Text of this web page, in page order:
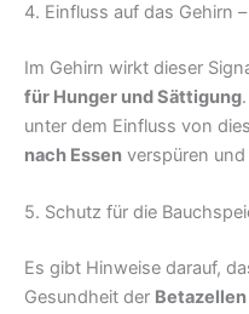
4. Einfluss auf das Gehirn
Im Gehirn wirkt dieser
für Hunger und Sättigung
unter dem Einfluss von
nach Essen verspüren
5. Schutz für die
Es gibt Hinweise darauf,
Gesundheit der Betazellen